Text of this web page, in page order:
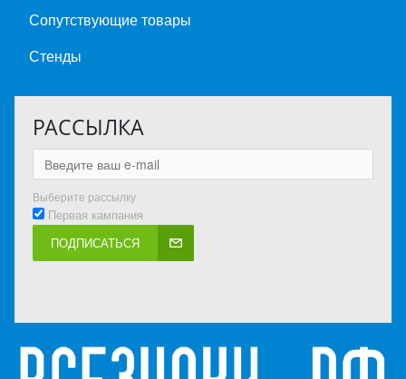
Сопутствующие товары
Стенды
РАССЫЛКА
Выберите рассылку
Первая кампания
ПОДПИСАТЬСЯ